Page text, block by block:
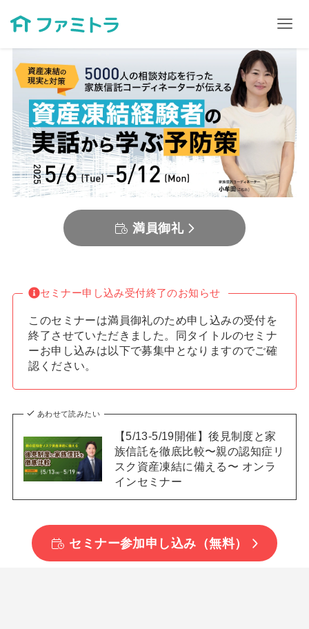
満員御礼
セミナー申し込み受付終了のお知らせ
このセミナーは満員御礼のため申し込みの受付を
終了させていただきました。同タイトルのセミナ
ーお申し込みは以下で募集中となりますのでご確
認ください。
あわせて読みたい
【5/13-5/19開催】後見制度と家
族信託を徹底比較〜親の認知症リ
スク資産凍結に備える〜 オンラ
インセミナー
セミナー参加申し込み（無料）